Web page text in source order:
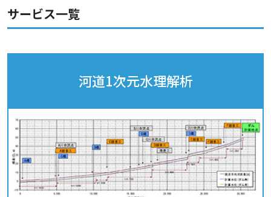
サービス一覧
河道1次元水理解析